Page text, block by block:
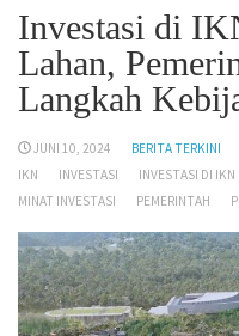
Investasi di
Lahan,
Langkah
JUNI 10, 2024 BERITA TERKINI
IKN
INVESTASI INVESTASI DI IKN
MINAT INVESTASI
PEMERINTAH